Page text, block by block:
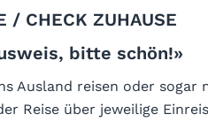
/ CHECK ZUHAUSE
bitte schön!»
Ausland reisen oder
Reise über jeweilige